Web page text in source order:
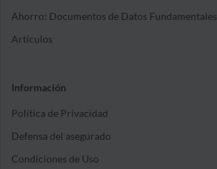
Ahorro: Documentos de Datos Fundamentales
Artículos
Información
Política de Privacidad
Defensa del asegurado
Condiciones de Uso